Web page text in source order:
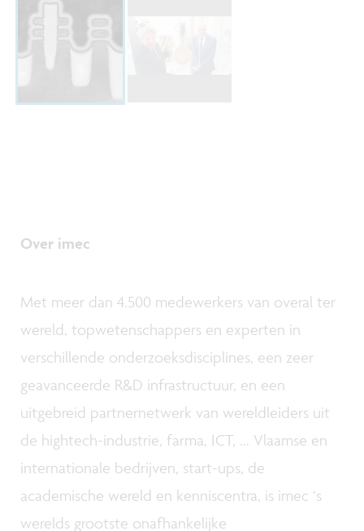
Over imec
Met meer dan 4.500 medewerkers van overal ter
wereld, topwetenschappers en experten in
verschillende onderzoeksdisciplines, een zeer
geavanceerde R&D infrastructuur, en een
uitgebreid partnernetwerk van wereldleiders uit
de hightech-industrie, farma, ICT, ... Vlaamse en
internationale bedrijven, start-ups, de
academische wereld en kenniscentra, is imec ‘s
werelds grootste onafhankelijke